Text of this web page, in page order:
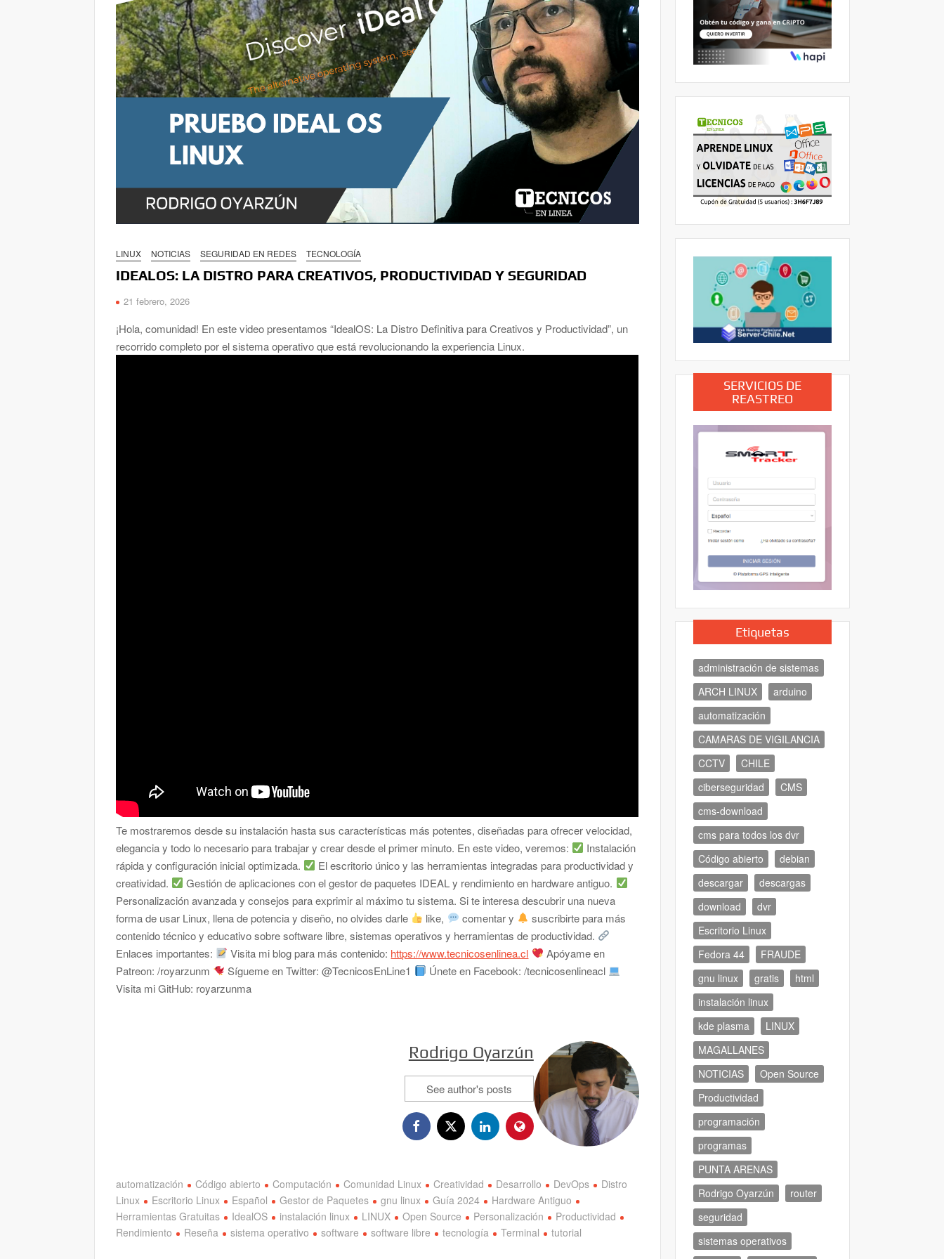
LINUX NOTICIAS SEGURIDAD EN REDES TECNOLOGÍA
IDEALOS: LA DISTRO PARA CREATIVOS, PRODUCTIVIDAD Y SEGURIDAD
21 febrero, 2026
¡Hola, comunidad! En este video presentamos “IdealOS: La Distro Definitiva para Creativos y Productividad”, un
recorrido completo por el sistema operativo que está revolucionando la experiencia Linux.
Te mostraremos desde su instalación hasta sus características más potentes, diseñadas para ofrecer velocidad,
elegancia y todo lo necesario para trabajar y crear desde el primer minuto. En este video, veremos:
Instalación
rápida y configuración inicial optimizada.
El escritorio único y las herramientas integradas para productividad y
creatividad.
Gestión de aplicaciones con el gestor de paquetes IDEAL y rendimiento en hardware antiguo.
Personalización avanzada y consejos para exprimir al máximo tu sistema. Si te interesa descubrir una nueva
forma de usar Linux, llena de potencia y diseño, no olvides darle
like, comentar y
suscribirte para más
contenido técnico y educativo sobre software libre, sistemas operativos y herramientas de productividad.
Enlaces importantes:
Visita mi blog para más contenido: https://www.tecnicosenlinea.cl
Apóyame en
Patreon: /royarzunm
Sígueme en Twitter: @TecnicosEnLine1
Únete en Facebook: /tecnicosenlineacl
Visita mi GitHub: royarzunma
Rodrigo Oyarzún
See author's posts
automatización Código abierto Computación Comunidad Linux Creatividad Desarrollo DevOps
Distro
Linux
Escritorio Linux Español Gestor de Paquetes gnu linux Guía 2024
Hardware Antiguo
Herramientas Gratuitas
IdealOS instalación linux LINUX Open Source Personalización
Productividad
Rendimiento
Reseña sistema operativo software software libre tecnología Terminal tutorial
SERVICIOS DE
REASTREO
Etiquetas
administración de sistemas
ARCH LINUX
arduino
automatización
CAMARAS DE VIGILANCIA
CCTV
CHILE
ciberseguridad
CMS
cms-download
cms para todos los dvr
Código abierto
debian
descargar
descargas
download
dvr
Escritorio Linux
Fedora 44
FRAUDE
gnu linux
gratis
html
instalación linux
kde plasma
LINUX
MAGALLANES
NOTICIAS
Open Source
Productividad
programación
programas
PUNTA ARENAS
Rodrigo Oyarzún
router
seguridad
sistemas operativos